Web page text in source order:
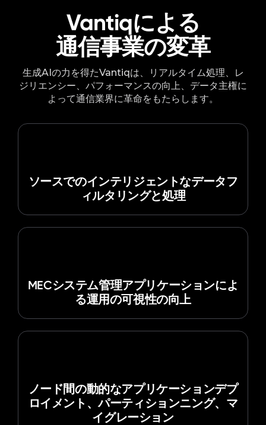
Vantiqによる
通信事業の変革
生成AIの力を得たVantiqは、リアルタイム処理、レ
ジリエンシー、パフォーマンスの向上、データ主権に
よって通信業界に革命をもたらします。
ソースでのインテリジェントなデータフ
ィルタリングと処理
MECシステム管理アプリケーションによ
る運用の可視性の向上
ノード間の動的なアプリケーションデプ
ロイメント、パーティションニング、マ
イグレーション